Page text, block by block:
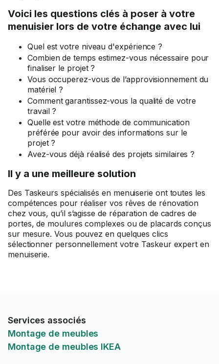
Voici les questions clés à poser à votre
menuisier lors de votre échange avec lui
Quel est votre niveau d'expérience ?
Combien de temps estimez-vous nécessaire pour
finaliser le projet ?
Vous occuperez-vous de l’approvisionnement du
matériel ?
Comment garantissez-vous la qualité de votre
travail ?
Quelle est votre méthode de communication
préférée pour avoir des informations sur le
projet ?
Avez-vous déjà réalisé des projets similaires ?
Il y a une meilleure solution
Des Taskeurs spécialisés en menuiserie ont toutes les
compétences pour réaliser vos rêves de rénovation
chez vous, qu’il s’agisse de réparation de cadres de
portes, de moulures complexes ou de placards conçus
sur mesure. Vous pouvez en quelques clics
sélectionner personnellement votre Taskeur expert en
menuiserie.
Services associés
Montage de meubles
Montage de meubles IKEA